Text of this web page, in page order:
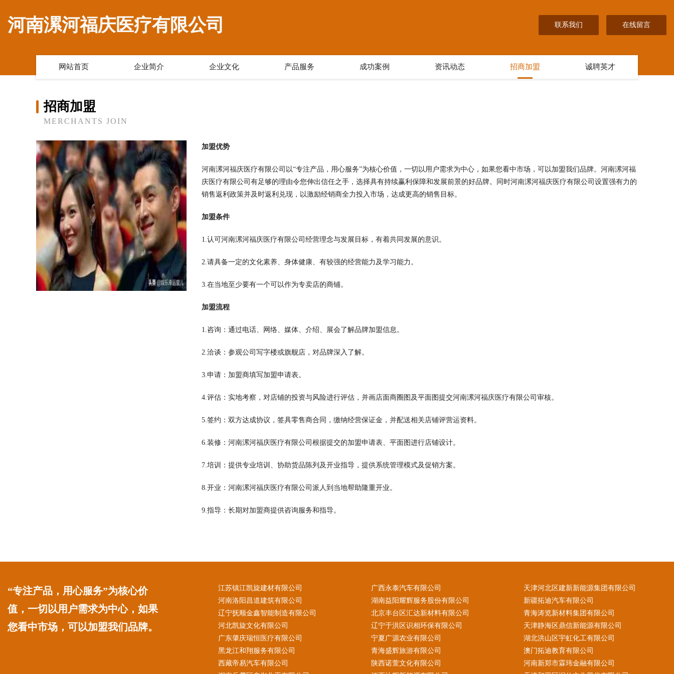
河南漯河福庆医疗有限公司 联系我们 在线留言
网站首页 企业简介 企业文化 产品服务 成功案例 资讯动态 招商加盟 诚聘英才
招商加盟
MERCHANTS JOIN
加盟优势
河南漯河福庆医疗有限公司以“专注产品，用心服务”为核心价值，一切以用户需求为中心，如果您看中市场，可以加盟我们品牌。河南漯河福
庆医疗有限公司有足够的理由令您伸出信任之手，选择具有持续赢利保障和发展前景的好品牌。同时河南漯河福庆医疗有限公司设置强有力的
销售返利政策并及时返利兑现，以激励经销商全力投入市场，达成更高的销售目标。
加盟条件
1.认可河南漯河福庆医疗有限公司经营理念与发展目标，有着共同发展的意识。
2.请具备一定的文化素养、身体健康、有较强的经营能力及学习能力。
3.在当地至少要有一个可以作为专卖店的商铺。
加盟流程
1.咨询：通过电话、网络、媒体、介绍、展会了解品牌加盟信息。
2.洽谈：参观公司写字楼或旗舰店，对品牌深入了解。
3.申请：加盟商填写加盟申请表。
4.评估：实地考察，对店铺的投资与风险进行评估，并画店面商圈图及平面图提交河南漯河福庆医疗有限公司审核。
5.签约：双方达成协议，签具零售商合同，缴纳经营保证金，并配送相关店铺评营运资料。
6.装修：河南漯河福庆医疗有限公司根据提交的加盟申请表、平面图进行店铺设计。
7.培训：提供专业培训、协助货品陈列及开业指导，提供系统管理模式及促销方案。
8.开业：河南漯河福庆医疗有限公司派人到当地帮助隆重开业。
9.指导：长期对加盟商提供咨询服务和指导。
“专注产品，用心服务”为核心价
值，一切以用户需求为中心，如果
您看中市场，可以加盟我们品牌。
江苏镇江凯旋建材有限公司 广西永泰汽车有限公司
天津河北区建新新能源集团有限公司
河南洛阳昌道建筑有限公司
湖南益阳耀辉服务股份有限公司
新疆拓迪汽车有限公司
辽宁抚顺金鑫智能制造有限公司
北京丰台区汇达新材料有限公司
青海涛览新材料集团有限公司
河北凯旋文化有限公司
辽宁于洪区识相环保有限公司
天津静海区鼎信新能源有限公司
广东肇庆瑞恒医疗有限公司
宁夏广源农业有限公司
湖北洪山区宇虹化工有限公司
黑龙江和翔服务有限公司
青海盛辉旅游有限公司
澳门拓迪教育有限公司
西藏帝易汽车有限公司
陕西诺萱文化有限公司
河南新郑市霖玮金融有限公司